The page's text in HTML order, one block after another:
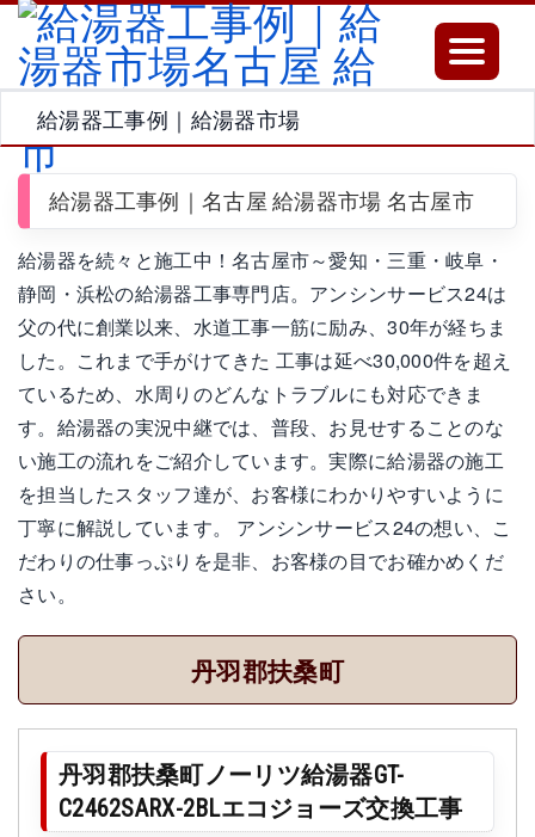
Toggle
給湯器工事例｜給湯器市場
給湯器工事例｜名古屋 給湯器市場 名古屋市
給湯器を続々と施工中！名古屋市～愛知・三重・岐阜・
静岡・浜松の給湯器工事専門店。アンシンサービス24は
父の代に創業以来、水道工事一筋に励み、30年が経ちま
した。これまで手がけてきた 工事は延べ30,000件を超え
ているため、水周りのどんなトラブルにも対応できま
す。給湯器の実況中継では、普段、お見せすることのな
い施工の流れをご紹介しています。実際に給湯器の施工
を担当したスタッフ達が、お客様にわかりやすいように
丁寧に解説しています。 アンシンサービス24の想い、こ
だわりの仕事っぷりを是非、お客様の目でお確かめくだ
さい。
丹羽郡扶桑町
丹羽郡扶桑町ノーリツ給湯器GT-
C2462SARX-2BLエコジョーズ交換工事